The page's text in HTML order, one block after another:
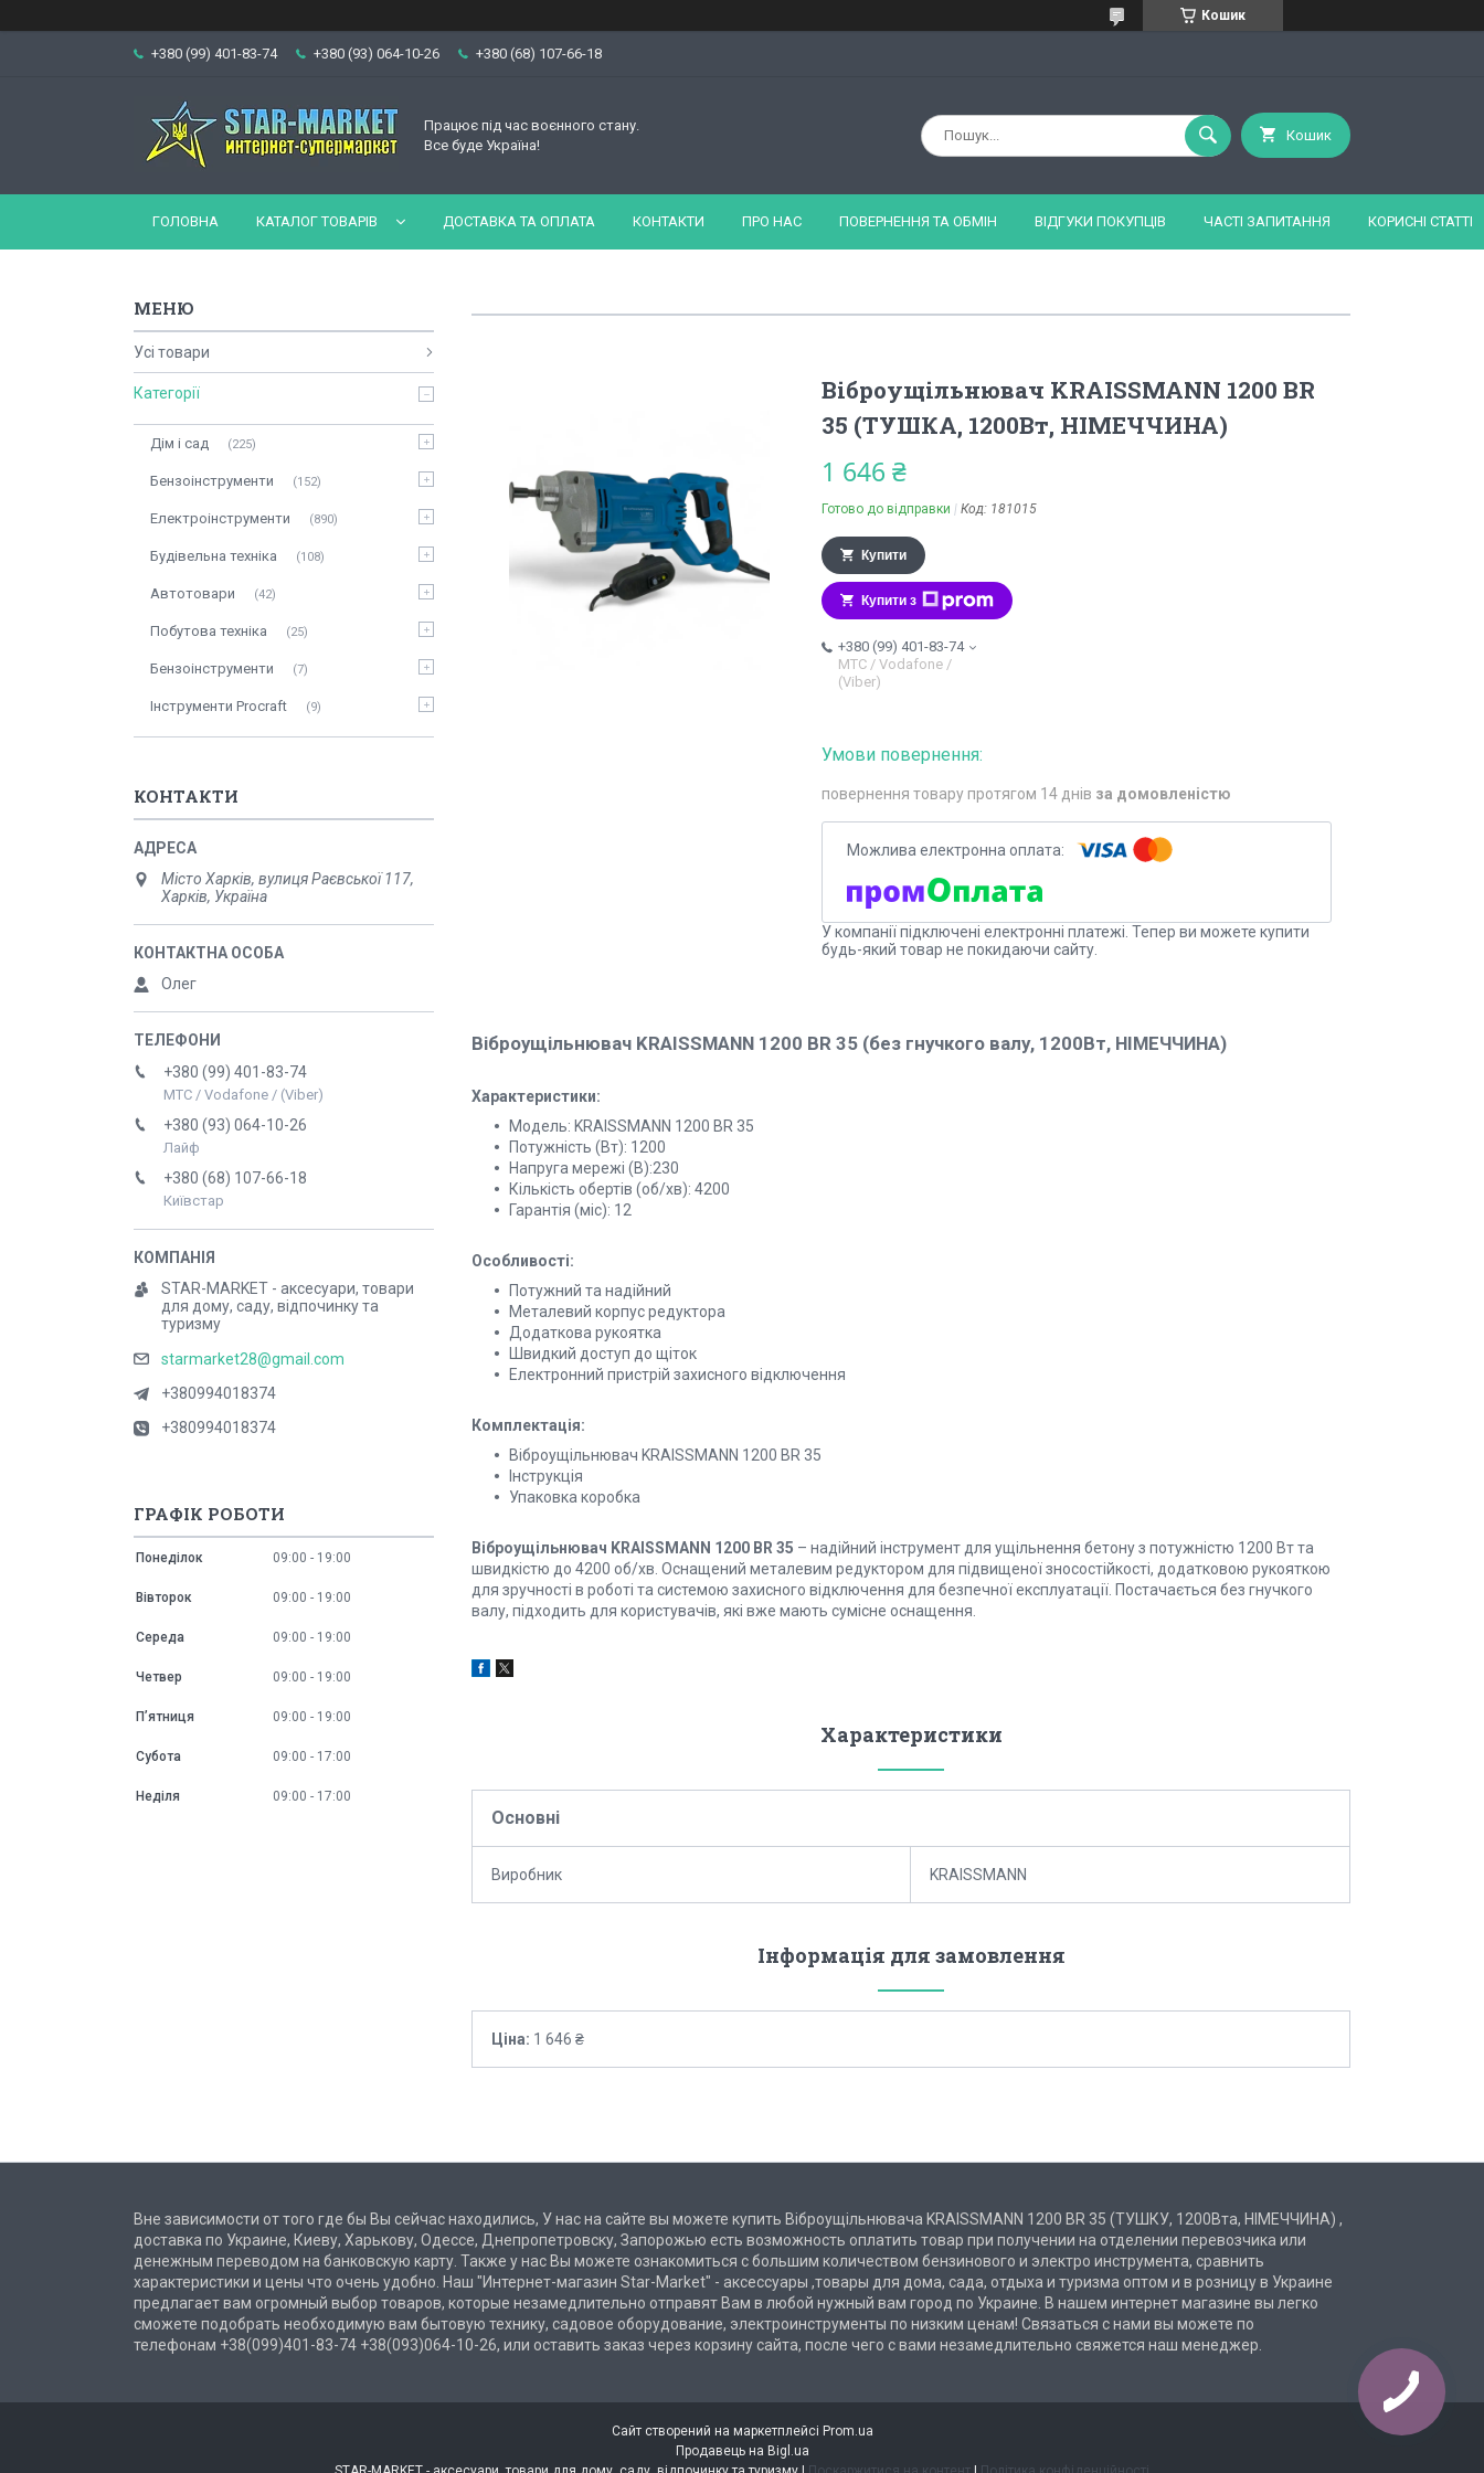
Кошик
+380 (99) 401-83-74 +380 (93) 064-10-26 +380 (68) 107-66-18
Працює під час воєнного стану.
Все буде Україна!
Кошик
ГОЛОВНА КАТАЛОГ ТОВАРІВ ДОСТАВКА ТА ОПЛАТА КОНТАКТИ ПРО НАС ПОВЕРНЕННЯ ТА ОБМІН ВІДГУКИ ПОКУПЦІВ ЧАСТІ ЗАПИТАННЯ КОРИСНІ СТАТТІ
Віброущільнювач KRAISSMANN 1200 BR
35 (ТУШКА, 1200Вт, НІМЕЧЧИНА)
1 646 ₴
Готово до відправки Код: 181015
Купити
Купити з
+380 (99) 401-83-74
МТС / Vodafone /
(Viber)
повернення товару протягом 14 днів за домовленістю
У компанії підключені електронні платежі. Тепер ви можете купити
будь-який товар не покидаючи сайту.
Віброущільнювач KRAISSMANN 1200 BR 35 (без гнучкого валу, 1200Вт, НІМЕЧЧИНА)
Характеристики:
Модель: KRAISSMANN 1200 BR 35
Потужність (Вт): 1200
Напруга мережі (В):230
Кількість обертів (об/хв): 4200
Гарантія (міс): 12
Особливості:
Потужний та надійний
Металевий корпус редуктора
Додаткова рукоятка
Швидкий доступ до щіток
Електронний пристрій захисного відключення
Комплектація:
Віброущільнювач KRAISSMANN 1200 BR 35
Інструкція
Упаковка коробка
Віброущільнювач KRAISSMANN 1200 BR 35 – надійний інструмент для ущільнення бетону з потужністю 1200 Вт та
швидкістю до 4200 об/хв. Оснащений металевим редуктором для підвищеної зносостійкості, додатковою рукояткою
для зручності в роботі та системою захисного відключення для безпечної експлуатації. Постачається без гнучкого
валу, підходить для користувачів, які вже мають сумісне оснащення.
Характеристики
Основні
Виробник KRAISSMANN
Інформація для замовлення
Ціна: 1 646 ₴
Усі товари
Категорії
Дім і сад 225
Бензоінструменти 152
Електроінструменти 890
Будівельна техніка 108
Автотовари 42
Побутова техніка 25
Бензоінструменти 7
Інструменти Procraft 9
КОНТАКТИ
Місто Харків, вулиця Раєвської 117,
Харків, Україна
Олег
+380 (99) 401-83-74
МТС / Vodafone / (Viber)
+380 (93) 064-10-26
Лайф
+380 (68) 107-66-18
Київстар
STAR-MARKET - аксесуари, товари
для дому, саду, відпочинку та
туризму
starmarket28@gmail.com
+380994018374
+380994018374
ГРАФІК РОБОТИ
Понеділок 09:00 19:00
Вівторок 09:00 19:00
Середа 09:00 19:00
Четвер 09:00 19:00
Пʼятниця 09:00 19:00
Субота 09:00 17:00
Неділя 09:00 17:00
Вне зависимости от того где бы Вы сейчас находились, У нас на сайте вы можете купить Віброущільнювача KRAISSMANN 1200 BR 35 (ТУШКУ, 1200Вта, НІМЕЧЧИНА) ,
доставка по Украине, Киеву, Харькову, Одессе, Днепропетровску, Запорожью есть возможность оплатить товар при получении на отделении перевозчика или
денежным переводом на банковскую карту. Также у нас Вы можете ознакомиться с большим количеством бензинового и электро инструмента, сравнить
характеристики и цены что очень удобно. Наш "Интернет-магазин Star-Market" - аксессуары ,товары для дома, сада, отдыха и туризма оптом и в розницу в Украине
предлагает вам огромный выбор товаров, которые незамедлительно отправят Вам в любой нужный вам город по Украине. В нашем интернет магазине вы легко
сможете подобрать необходимую вам бытовую технику, садовое оборудование, электроинструменты по низким ценам! Связаться с нами вы можете по
телефонам +38(099)401-83-74 +38(093)064-10-26, или оставить заказ через корзину сайта, после чего с вами незамедлительно свяжется наш менеджер.
Сайт створений на маркетплейсі Prom.ua
Продавець на Bigl.ua